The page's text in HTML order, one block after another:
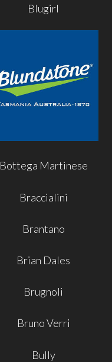
Blugirl
Bottega Martinese
Braccialini
Brantano
Brian Dales
Brugnoli
Bruno Verri
Bully